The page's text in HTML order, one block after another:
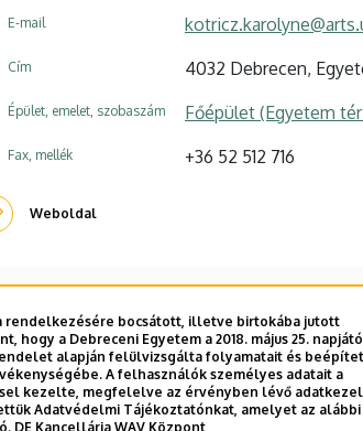
E-mail
Cím 4032 Debrecen,
Épület, emelet, szobaszám Főépület (Egyetem
Fax, mellék +36 52 512 716
Weboldal
telefonkönyvében|Külső személyek
rendelkezésére bocsátott, illetve birtokába jutott
hogy a Debreceni Egyetem a 2018. május 25.
alapján felülvizsgálta folyamatait és
A felhasználók személyes adatait a
kezelte, megfelelve az érvényben lévő
Adatvédelmi Tájékoztatónkat, amelyet az alábbi
DE Kancellária WAV Központ